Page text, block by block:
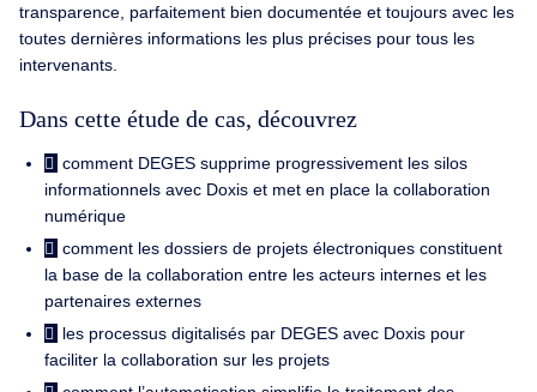
transparence, parfaitement bien documentée et toujours avec les
toutes dernières informations les plus précises pour tous les
intervenants.
Dans cette étude de cas, découvrez
comment DEGES supprime progressivement les silos
informationnels avec Doxis et met en place la collaboration
numérique
comment les dossiers de projets électroniques constituent
la base de la collaboration entre les acteurs internes et les
partenaires externes
les processus digitalisés par DEGES avec Doxis pour
faciliter la collaboration sur les projets